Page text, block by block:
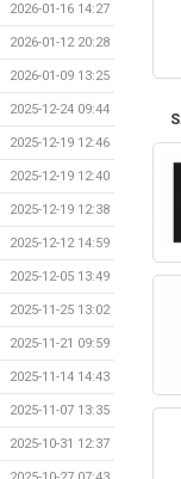
2026-01-16 14:27
2026-01-12 20:28
2026-01-09 13:25
2025-12-24 09:44
2025-12-19 12:46
2025-12-19 12:40
2025-12-19 12:38
2025-12-12 14:59
2025-12-05 13:49
2025-11-25 13:02
2025-11-21 09:59
2025-11-14 14:43
2025-11-07 13:35
2025-10-31 12:37